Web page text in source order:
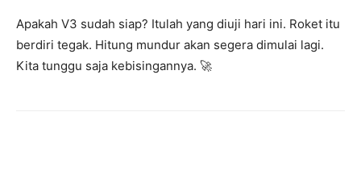
Apakah V3 sudah siap? Itulah yang diuji hari ini. Roket itu
berdiri tegak. Hitung mundur akan segera dimulai lagi.
Kita tunggu saja kebisingannya. 🚀